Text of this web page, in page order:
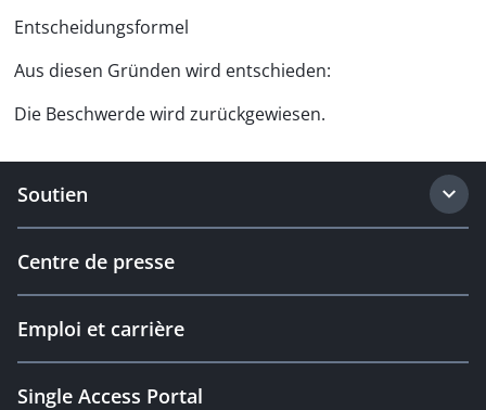
Entscheidungsformel
Aus diesen Gründen wird entschieden:
Die Beschwerde wird zurückgewiesen.
Soutien
Centre de presse
Emploi et carrière
Single Access Portal